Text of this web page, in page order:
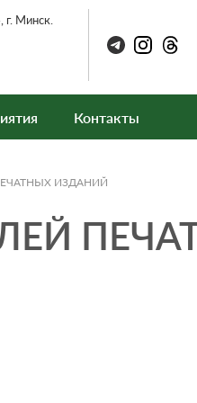
Минск.
Контакты
ИЗДАНИЙ